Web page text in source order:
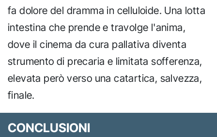
fa dolore del dramma in celluloide. Una lotta
intestina che prende e travolge l'anima,
dove il cinema da cura pallativa diventa
strumento di precaria e limitata sofferenza,
elevata però verso una catartica, salvezza,
finale.
CONCLUSIONI